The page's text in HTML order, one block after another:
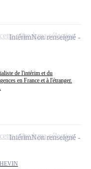
de l'intérim et du
en France et à l'étranger.
IntérimNon renseigné
offre à ma sélection
IntérimNon renseigné
offre à ma sélection